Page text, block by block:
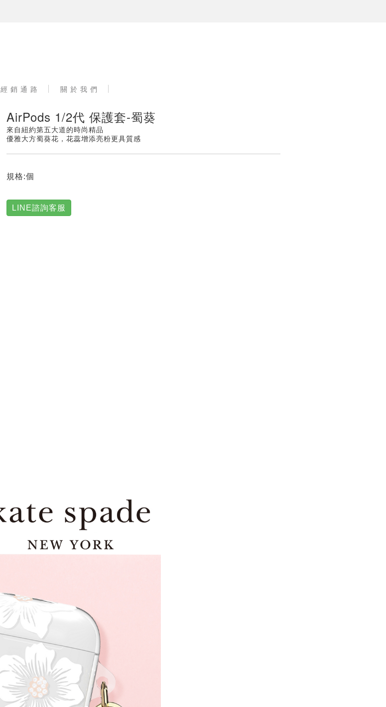
經 銷 通 路 關 於 我 們
AirPods 1/2代 保護套-蜀葵
來自紐約第五大道的時尚精品
優雅大方蜀葵花，花蕊增添亮粉更具質感
規格:個
LINE諮詢客服